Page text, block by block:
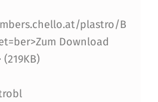
plastro/B
Download